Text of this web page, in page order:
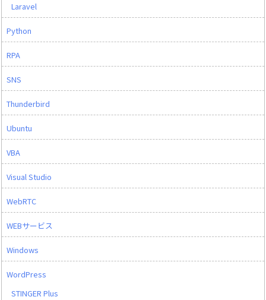
Laravel
Python
RPA
SNS
Thunderbird
Ubuntu
VBA
Visual Studio
WebRTC
WEBサービス
Windows
WordPress
STINGER Plus